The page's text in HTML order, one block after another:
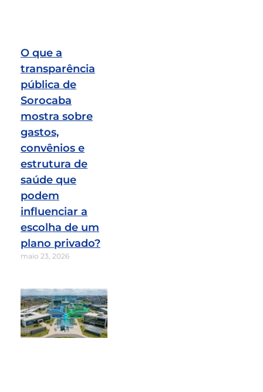
O que a
transparência
pública de
Sorocaba
mostra sobre
gastos,
convênios e
estrutura de
saúde que
podem
influenciar a
escolha de um
plano privado?
maio 23, 2026